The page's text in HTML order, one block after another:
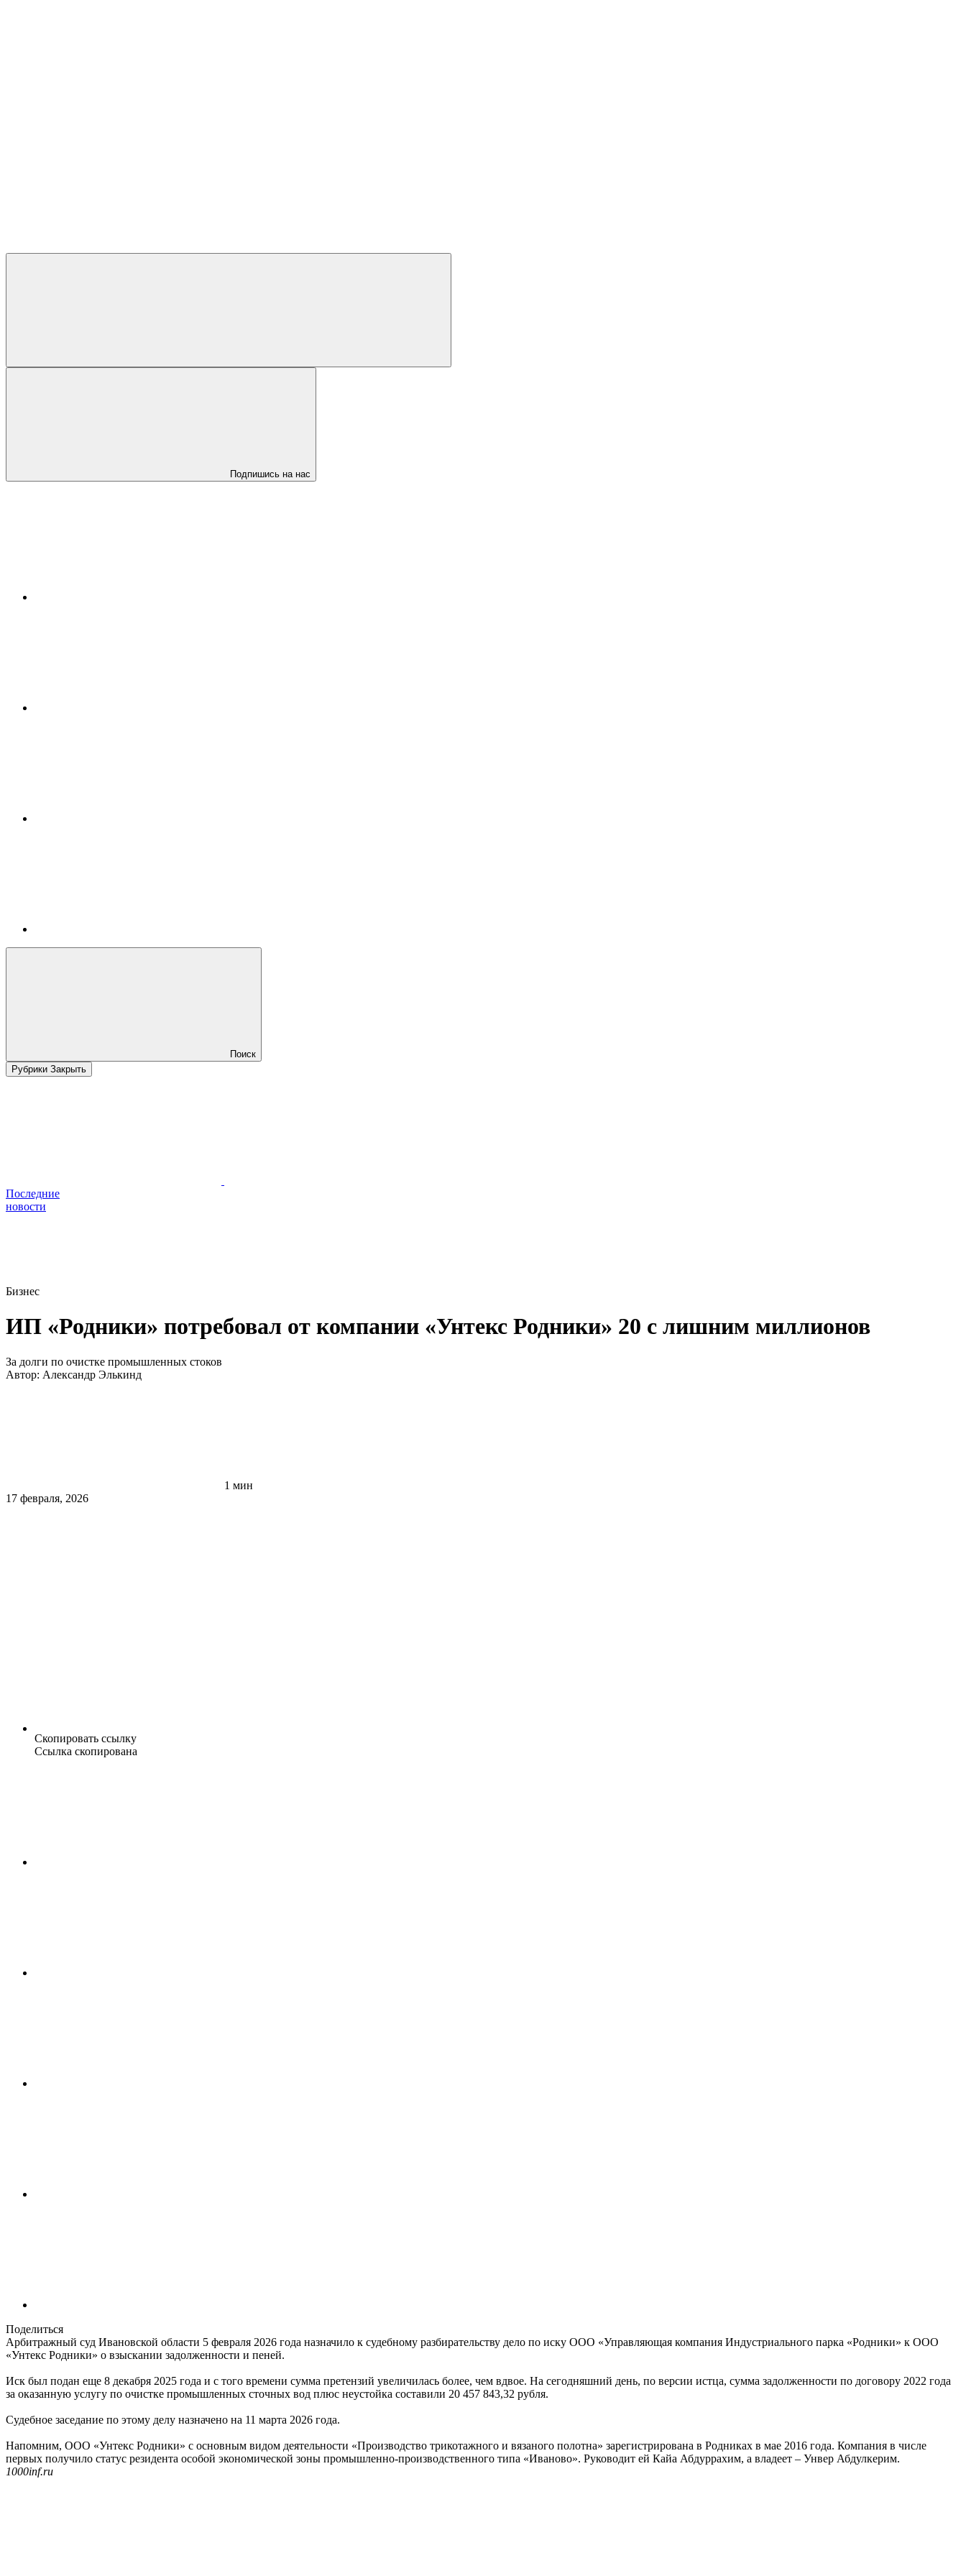
Подпишись на нас
Поиск
Рубрики Закрыть
Последние
новости
Бизнес
ИП «Родники» потребовал от компании «Унтекс Родники» 20 с лишним миллионов
За долги по очистке промышленных стоков
Автор: Александр Элькинд
1 мин
17 февраля, 2026
Скопировать ссылку
Ссылка скопирована
Поделиться
Арбитражный суд Ивановской области 5 февраля 2026 года назначило к судебному разбирательству дело по иску ООО «Управляющая компания Индустриального парка «Родники» к ООО
«Унтекс Родники» о взыскании задолженности и пеней.
Иск был подан еще 8 декабря 2025 года и с того времени сумма претензий увеличилась более, чем вдвое. На сегодняшний день, по версии истца, сумма задолженности по договору 2022 года
за оказанную услугу по очистке промышленных сточных вод плюс неустойка составили 20 457 843,32 рубля.
Судебное заседание по этому делу назначено на 11 марта 2026 года.
Напомним, ООО «Унтекс Родники» с основным видом деятельности «Производство трикотажного и вязаного полотна» зарегистрирована в Родниках в мае 2016 года. Компания в числе
первых получило статус резидента особой экономической зоны промышленно-производственного типа «Иваново». Руководит ей Кайа Абдуррахим, а владеет – Унвер Абдулкерим.
1000inf.ru